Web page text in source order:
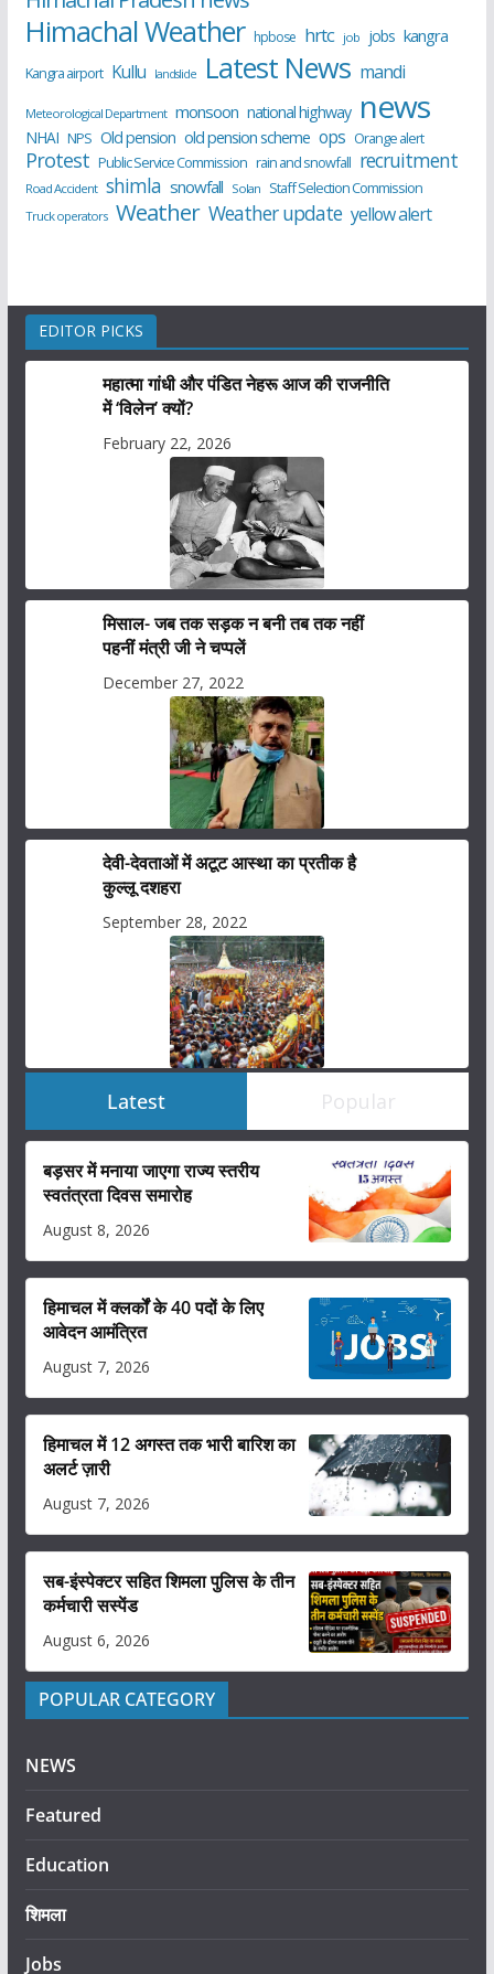
Himachal Weather hpbose hrtc job jobs kangra
Kangra airport Kullu landslide Latest News mandi
Meteorological Department monsoon national highway news
NHAI NPS Old pension old pension scheme ops Orange alert
Protest Public Service Commission rain and snowfall recruitment
Road Accident shimla snowfall Solan Staff Selection Commission
Truck operators Weather Weather update yellow alert
EDITOR PICKS
महात्मा गांधी और पंडित नेहरू आज की राजनीति
में ‘विलेन’ क्यों?
February 22, 2026
मिसाल- जब तक सड़क न बनी तब तक नहीं
पहनीं मंत्री जी ने चप्पलें
December 27, 2022
देवी-देवताओं में अटूट आस्था का प्रतीक है
कुल्लू दशहरा
September 28, 2022
Latest Popular
बड़सर में मनाया जाएगा राज्य स्तरीय
स्वतंत्रता दिवस समारोह
August 8, 2026
हिमाचल में क्लर्कों के 40 पदों के लिए
आवेदन आमंत्रित
August 7, 2026
हिमाचल में 12 अगस्त तक भारी बारिश का
अलर्ट ज़ारी
August 7, 2026
सब-इंस्पेक्टर सहित शिमला पुलिस के तीन
कर्मचारी सस्पेंड
August 6, 2026
POPULAR CATEGORY
NEWS
Featured
Education
शिमला
Jobs